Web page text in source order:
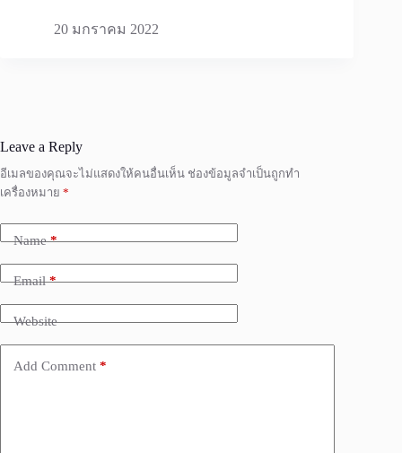
20 มกราคม 2022
Leave a Reply
อีเมลของคุณจะไม่แสดงให้คนอื่นเห็น ช่องข้อมูลจำเป็นถูกทำ
เครื่องหมาย *
Name*
Email*
Website
Add Comment *